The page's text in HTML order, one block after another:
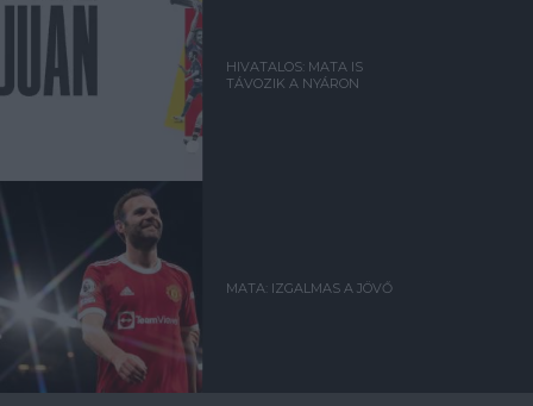
HIVATALOS: MATA IS
TÁVOZIK A NYÁRON
MATA: IZGALMAS A JÖVŐ